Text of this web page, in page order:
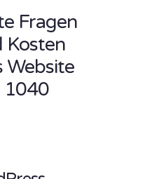
Fragen
Kosten
Website
1040